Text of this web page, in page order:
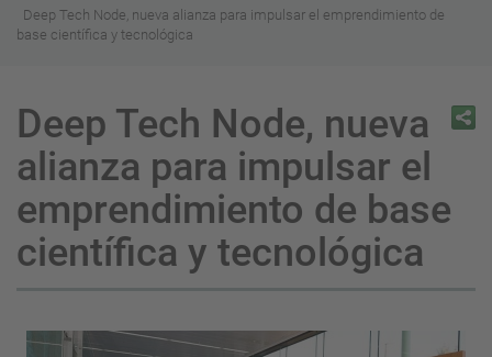
Deep Tech Node, nueva alianza para impulsar el emprendimiento de
base científica y tecnológica
Deep Tech Node, nueva
alianza para impulsar el
emprendimiento de base
científica y tecnológica